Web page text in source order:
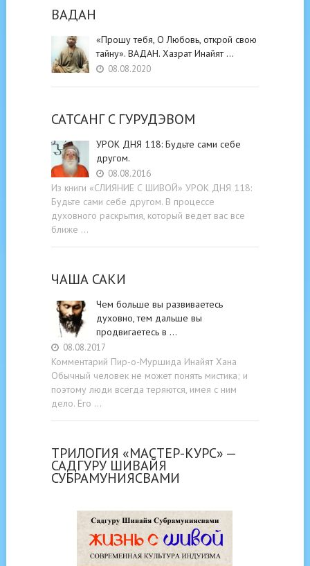
ВАДАН
«Прошу тебя, О Любовь, открой свою
тайну». ВАДАН. Хазрат Инайят …
08.08.2020
САТСАНГ C ГУРУДЭВОМ
УРОК ДНЯ 118: Будьте cами cебе
другом.
08.08.2016
Из книги «СЛИЯНИЕ С ШИВОЙ» УРОК ДНЯ 118:
Будьте cами cебе другом. В процессе
духовного раскрытия, который ведет вас все
ближе …
ЧАША САКИ
Чем больше вы развиваетесь
духовно, тем дальше вы
продвигаетесь в …
08.08.2017
Комментарий Пир-о-Муршида Инайят Хана
Обычный человек не может понять мистика; и
поэтому люди всегда теряются, имея с ним
дело. Его …
ТРИЛОГИЯ «МАСТЕР-КУРС» —
САДГУРУ ШИВАЙЯ
СУБРАМУНИЯСВАМИ